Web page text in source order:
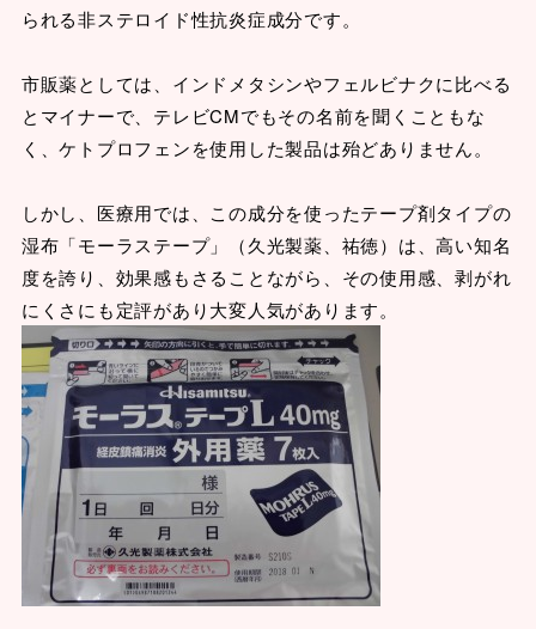
られる非ステロイド性抗炎症成分です。
市販薬としては、インドメタシンやフェルビナクに比べる
とマイナーで、テレビCMでもその名前を聞くこともな
く、ケトプロフェンを使用した製品は殆どありません。
しかし、医療用では、この成分を使ったテープ剤タイプの
湿布「モーラステープ」（久光製薬、祐徳）は、高い知名
度を誇り、効果感もさることながら、その使用感、剥がれ
にくさにも定評があり大変人気があります。